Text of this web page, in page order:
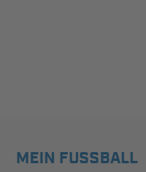
MEIN FUSSBALL